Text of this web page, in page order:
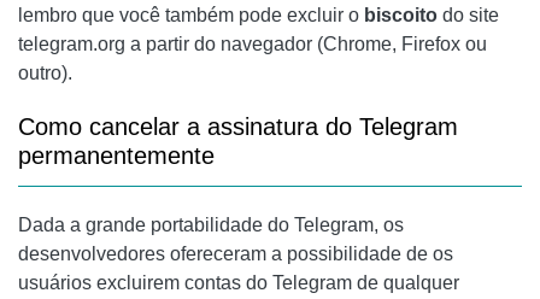
lembro que você também pode excluir o biscoito do site
telegram.org a partir do navegador (Chrome, Firefox ou
outro).
Como cancelar a assinatura do Telegram
permanentemente
Dada a grande portabilidade do Telegram, os
desenvolvedores ofereceram a possibilidade de os
usuários excluirem contas do Telegram de qualquer